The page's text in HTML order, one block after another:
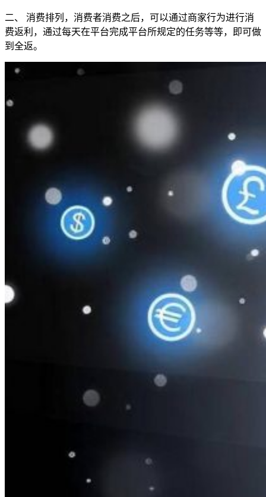
二、 消费排列，消费者消费之后，可以通过商家行为进行消
费返利，通过每天在平台完成平台所规定的任务等等，即可做
到全返。